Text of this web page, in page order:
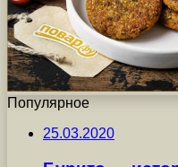
Популярное
25.03.2020